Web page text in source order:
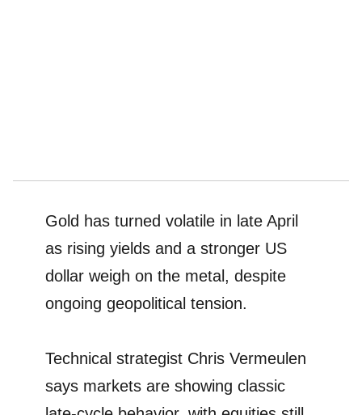
Gold has turned volatile in late April
as rising yields and a stronger US
dollar weigh on the metal, despite
ongoing geopolitical tension.
Technical strategist Chris Vermeulen
says markets are showing classic